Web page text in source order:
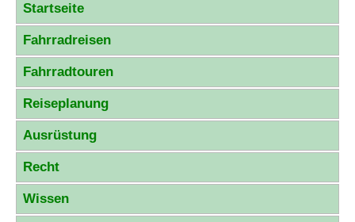
Startseite
Fahrradreisen
Fahrradtouren
Reiseplanung
Ausrüstung
Recht
Wissen